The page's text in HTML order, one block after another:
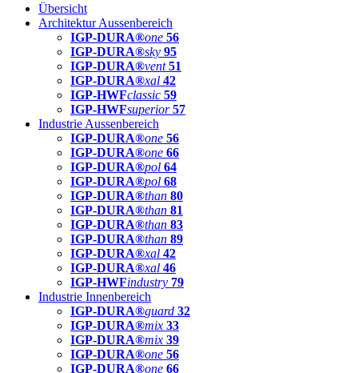
Übersicht
Architektur Aussenbereich
IGP-DURA®one 56
IGP-DURA®sky 95
IGP-DURA®vent 51
IGP-DURA®xal 42
IGP-HWFclassic 59
IGP-HWFsuperior 57
Industrie Aussenbereich
IGP-DURA®one 56
IGP-DURA®one 66
IGP-DURA®pol 64
IGP-DURA®pol 68
IGP-DURA®than 80
IGP-DURA®than 81
IGP-DURA®than 83
IGP-DURA®than 89
IGP-DURA®xal 42
IGP-DURA®xal 46
IGP-HWFindustry 79
Industrie Innenbereich
IGP-DURA®guard 32
IGP-DURA®mix 33
IGP-DURA®mix 39
IGP-DURA®one 56
IGP-DURA®one 66